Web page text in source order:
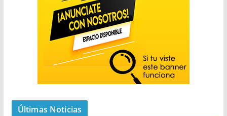
Últimas Noticias